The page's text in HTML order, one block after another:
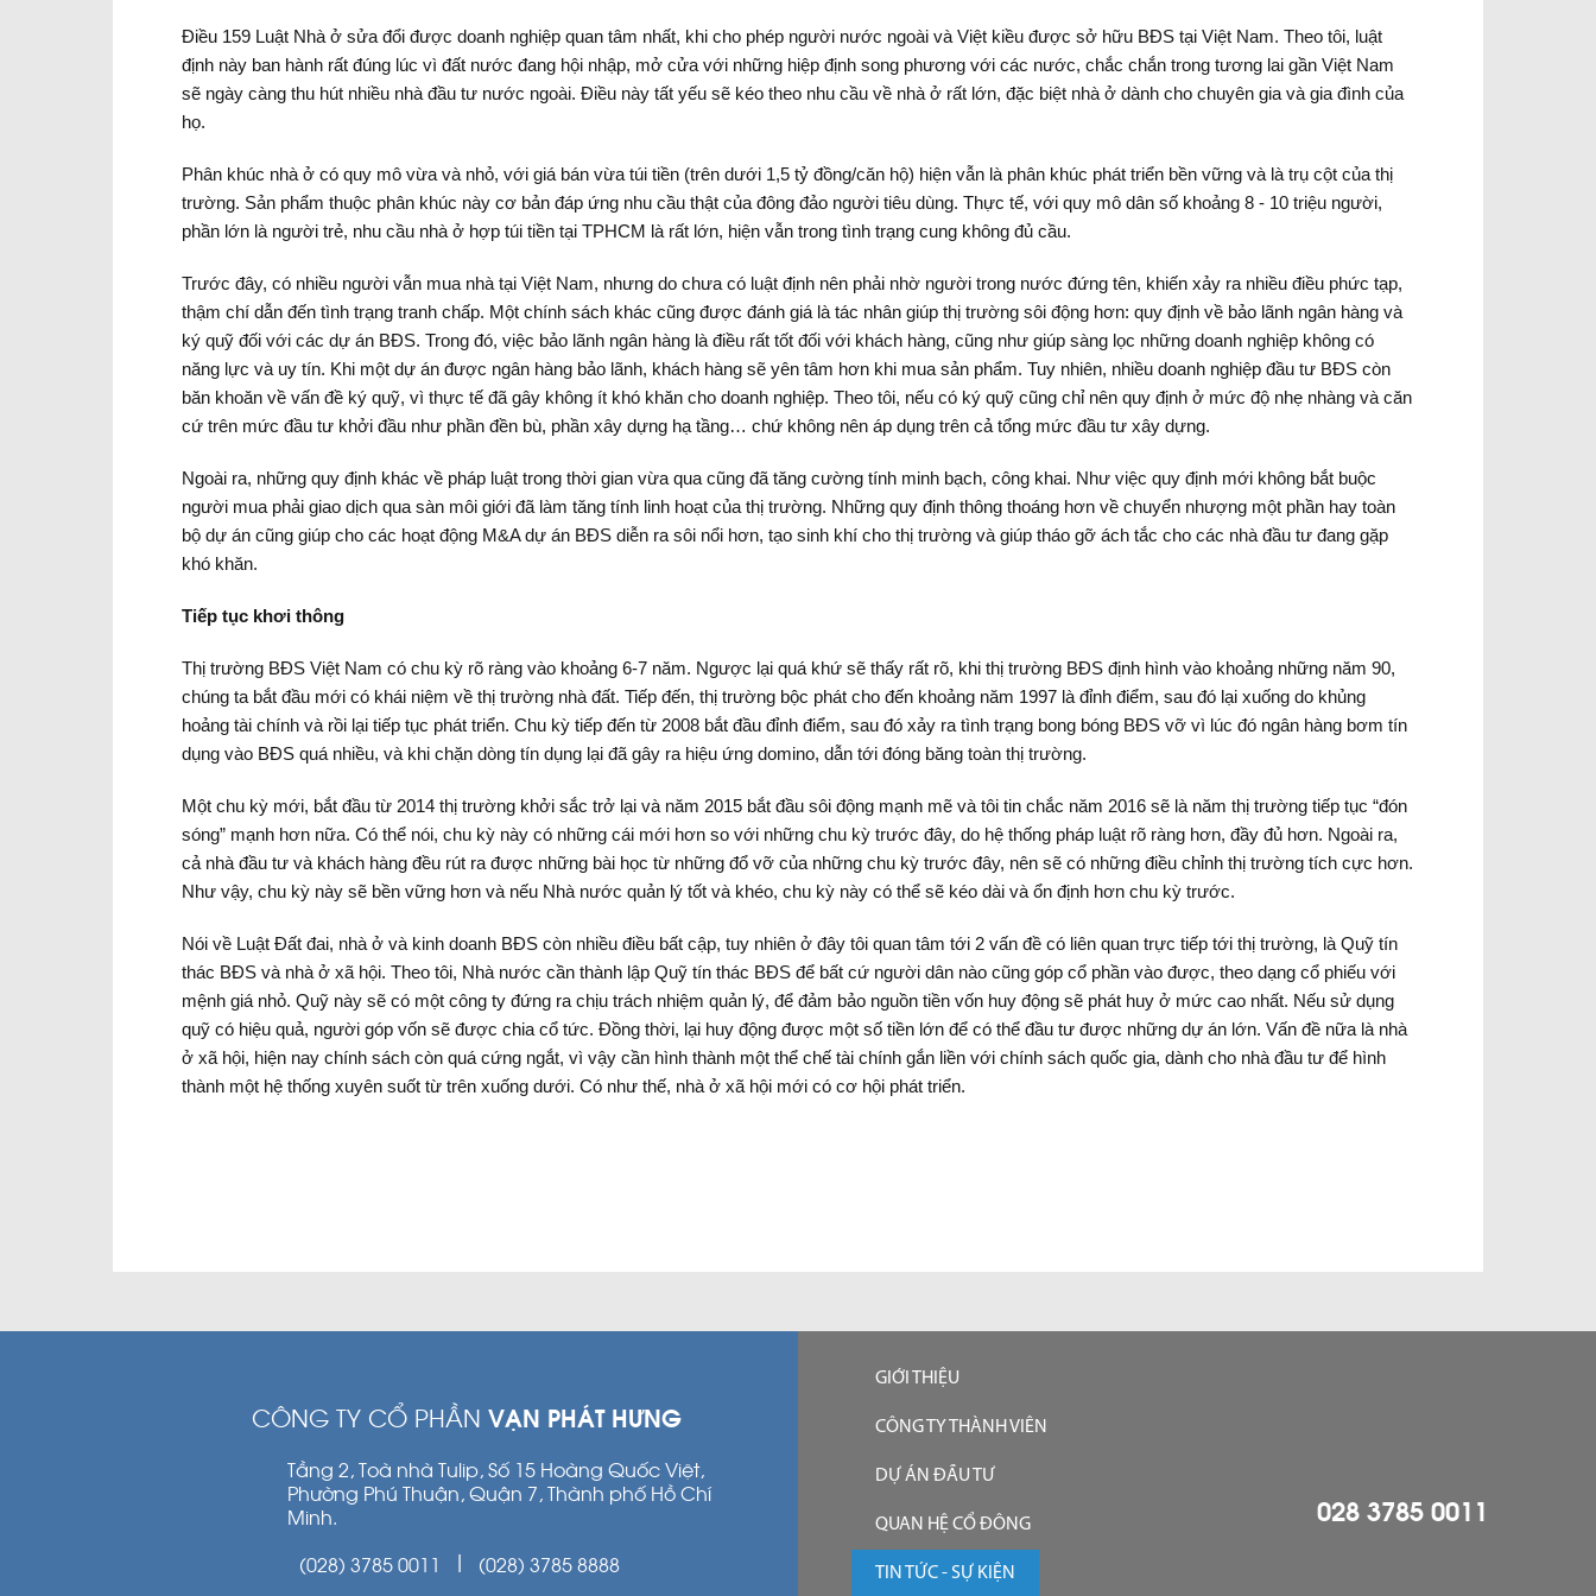
Điều 159 Luật Nhà ở sửa đổi được doanh nghiệp quan tâm nhất, khi cho phép người nước ngoài và Việt kiều được sở hữu BĐS tại Việt Nam. Theo tôi, luật
định này ban hành rất đúng lúc vì đất nước đang hội nhập, mở cửa với những hiệp định song phương với các nước, chắc chắn trong tương lai gần Việt Nam
sẽ ngày càng thu hút nhiều nhà đầu tư nước ngoài. Điều này tất yếu sẽ kéo theo nhu cầu về nhà ở rất lớn, đặc biệt nhà ở dành cho chuyên gia và gia đình của
họ.
Phân khúc nhà ở có quy mô vừa và nhỏ, với giá bán vừa túi tiền (trên dưới 1,5 tỷ đồng/căn hộ) hiện vẫn là phân khúc phát triển bền vững và là trụ cột của thị
trường. Sản phẩm thuộc phân khúc này cơ bản đáp ứng nhu cầu thật của đông đảo người tiêu dùng. Thực tế, với quy mô dân số khoảng 8 - 10 triệu người,
phần lớn là người trẻ, nhu cầu nhà ở hợp túi tiền tại TPHCM là rất lớn, hiện vẫn trong tình trạng cung không đủ cầu.
Trước đây, có nhiều người vẫn mua nhà tại Việt Nam, nhưng do chưa có luật định nên phải nhờ người trong nước đứng tên, khiến xảy ra nhiều điều phức tạp,
thậm chí dẫn đến tình trạng tranh chấp. Một chính sách khác cũng được đánh giá là tác nhân giúp thị trường sôi động hơn: quy định về bảo lãnh ngân hàng và
ký quỹ đối với các dự án BĐS. Trong đó, việc bảo lãnh ngân hàng là điều rất tốt đối với khách hàng, cũng như giúp sàng lọc những doanh nghiệp không có
năng lực và uy tín. Khi một dự án được ngân hàng bảo lãnh, khách hàng sẽ yên tâm hơn khi mua sản phẩm. Tuy nhiên, nhiều doanh nghiệp đầu tư BĐS còn
băn khoăn về vấn đề ký quỹ, vì thực tế đã gây không ít khó khăn cho doanh nghiệp. Theo tôi, nếu có ký quỹ cũng chỉ nên quy định ở mức độ nhẹ nhàng và căn
cứ trên mức đầu tư khởi đầu như phần đền bù, phần xây dựng hạ tầng… chứ không nên áp dụng trên cả tổng mức đầu tư xây dựng.
Ngoài ra, những quy định khác về pháp luật trong thời gian vừa qua cũng đã tăng cường tính minh bạch, công khai. Như việc quy định mới không bắt buộc
người mua phải giao dịch qua sàn môi giới đã làm tăng tính linh hoạt của thị trường. Những quy định thông thoáng hơn về chuyển nhượng một phần hay toàn
bộ dự án cũng giúp cho các hoạt động M&A dự án BĐS diễn ra sôi nổi hơn, tạo sinh khí cho thị trường và giúp tháo gỡ ách tắc cho các nhà đầu tư đang gặp
khó khăn.
Tiếp tục khơi thông
Thị trường BĐS Việt Nam có chu kỳ rõ ràng vào khoảng 6-7 năm. Ngược lại quá khứ sẽ thấy rất rõ, khi thị trường BĐS định hình vào khoảng những năm 90,
chúng ta bắt đầu mới có khái niệm về thị trường nhà đất. Tiếp đến, thị trường bộc phát cho đến khoảng năm 1997 là đỉnh điểm, sau đó lại xuống do khủng
hoảng tài chính và rồi lại tiếp tục phát triển. Chu kỳ tiếp đến từ 2008 bắt đầu đỉnh điểm, sau đó xảy ra tình trạng bong bóng BĐS vỡ vì lúc đó ngân hàng bơm tín
dụng vào BĐS quá nhiều, và khi chặn dòng tín dụng lại đã gây ra hiệu ứng domino, dẫn tới đóng băng toàn thị trường.
Một chu kỳ mới, bắt đầu từ 2014 thị trường khởi sắc trở lại và năm 2015 bắt đầu sôi động mạnh mẽ và tôi tin chắc năm 2016 sẽ là năm thị trường tiếp tục “đón
sóng” mạnh hơn nữa. Có thể nói, chu kỳ này có những cái mới hơn so với những chu kỳ trước đây, do hệ thống pháp luật rõ ràng hơn, đầy đủ hơn. Ngoài ra,
cả nhà đầu tư và khách hàng đều rút ra được những bài học từ những đổ vỡ của những chu kỳ trước đây, nên sẽ có những điều chỉnh thị trường tích cực hơn.
Như vậy, chu kỳ này sẽ bền vững hơn và nếu Nhà nước quản lý tốt và khéo, chu kỳ này có thể sẽ kéo dài và ổn định hơn chu kỳ trước.
Nói về Luật Đất đai, nhà ở và kinh doanh BĐS còn nhiều điều bất cập, tuy nhiên ở đây tôi quan tâm tới 2 vấn đề có liên quan trực tiếp tới thị trường, là Quỹ tín
thác BĐS và nhà ở xã hội. Theo tôi, Nhà nước cần thành lập Quỹ tín thác BĐS để bất cứ người dân nào cũng góp cổ phần vào được, theo dạng cổ phiếu với
mệnh giá nhỏ. Quỹ này sẽ có một công ty đứng ra chịu trách nhiệm quản lý, để đảm bảo nguồn tiền vốn huy động sẽ phát huy ở mức cao nhất. Nếu sử dụng
quỹ có hiệu quả, người góp vốn sẽ được chia cổ tức. Đồng thời, lại huy động được một số tiền lớn để có thể đầu tư được những dự án lớn. Vấn đề nữa là nhà
ở xã hội, hiện nay chính sách còn quá cứng ngắt, vì vậy cần hình thành một thể chế tài chính gắn liền với chính sách quốc gia, dành cho nhà đầu tư để hình
thành một hệ thống xuyên suốt từ trên xuống dưới. Có như thế, nhà ở xã hội mới có cơ hội phát triển.
CÔNG TY CỔ PHẦN VẠN PHÁT HƯNG
Tầng 2, Toà nhà Tulip, Số 15 Hoàng Quốc Việt,
Phường Phú Thuận, Quận 7, Thành phố Hồ Chí
Minh.
(028) 3785 0011
(028) 3785 8888
GIỚI THIỆU
CÔNG TY THÀNH VIÊN
DỰ ÁN ĐẦU TƯ
QUAN HỆ CỔ ĐÔNG
TIN TỨC - SỰ KIỆN
028 3785 0011